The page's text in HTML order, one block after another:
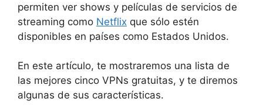
permiten ver shows y películas de servicios de
streaming como Netflix que sólo estén
disponibles en países como Estados Unidos.
En este artículo, te mostraremos una lista de
las mejores cinco VPNs gratuitas, y te diremos
algunas de sus características.